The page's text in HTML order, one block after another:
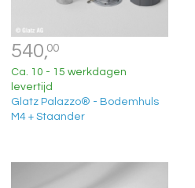
540,00
Ca. 10 - 15 werkdagen
levertijd
Glatz Palazzo® - Bodemhuls
M4 + Staander